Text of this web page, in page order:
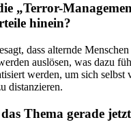
„Terror-
hinein?
dass alternde
auslösen, was dazu
werden, um sich selbst
distanzieren.
Thema gerade